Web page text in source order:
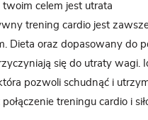
twoim celem jest utrata
trening cardio jest
Dieta oraz dopasowany do
się do utraty wagi.
pozwoli schudnąć i
treningu cardio i